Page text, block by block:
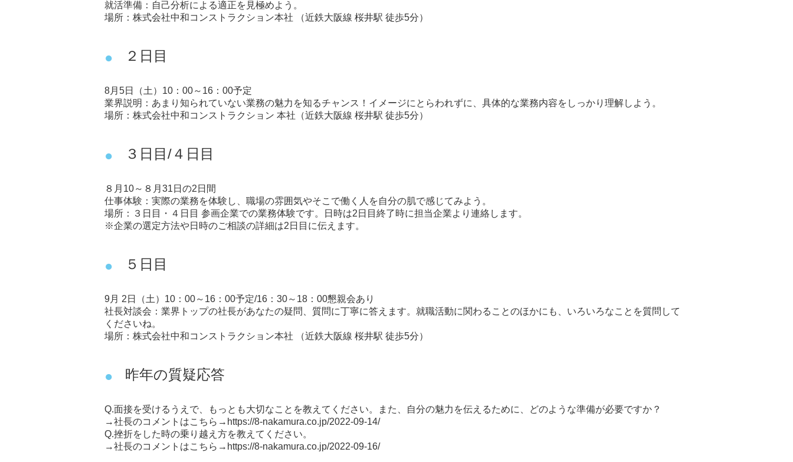
就活準備：自己分析による適正を見極めよう。
場所：株式会社中和コンストラクション本社 （近鉄大阪線 桜井駅 徒歩5分）
２日目
8月5日（土）10：00～16：00予定
業界説明：あまり知られていない業務の魅力を知るチャンス！イメージにとらわれずに、具体的な業務内容をしっかり理解しよう。
場所：株式会社中和コンストラクション 本社（近鉄大阪線 桜井駅 徒歩5分）
３日目/４日目
８月10～８月31日の2日間
仕事体験：実際の業務を体験し、職場の雰囲気やそこで働く人を自分の肌で感じてみよう。
場所：３日目・４日目 参画企業での業務体験です。日時は2日目終了時に担当企業より連絡します。
※企業の選定方法や日時のご相談の詳細は2日目に伝えます。
５日目
9月 2日（土）10：00～16：00予定/16：30～18：00懇親会あり
社長対談会：業界トップの社長があなたの疑問、質問に丁寧に答えます。就職活動に関わることのほかにも、いろいろなことを質問して
くださいね。
場所：株式会社中和コンストラクション本社 （近鉄大阪線 桜井駅 徒歩5分）
昨年の質疑応答
Q.面接を受けるうえで、もっとも大切なことを教えてください。また、自分の魅力を伝えるために、どのような準備が必要ですか？
→社長のコメントはこちら→ https://8-nakamura.co.jp/2022-09-14/
Q.挫折をした時の乗り越え方を教えてください。
→社長のコメントはこちら→ https://8-nakamura.co.jp/2022-09-16/